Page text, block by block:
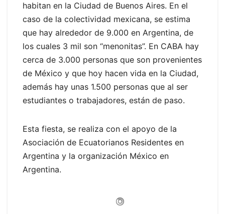
habitan en la Ciudad de Buenos Aires. En el
caso de la colectividad mexicana, se estima
que hay alrededor de 9.000 en Argentina, de
los cuales 3 mil son “menonitas”. En CABA hay
cerca de 3.000 personas que son provenientes
de México y que hoy hacen vida en la Ciudad,
además hay unas 1.500 personas que al ser
estudiantes o trabajadores, están de paso.
Esta fiesta, se realiza con el apoyo de la
Asociación de Ecuatorianos Residentes en
Argentina y la organización México en
Argentina.